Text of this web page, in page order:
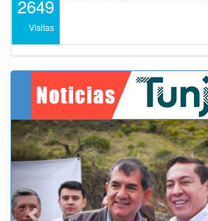
2649
Visitas
Previous